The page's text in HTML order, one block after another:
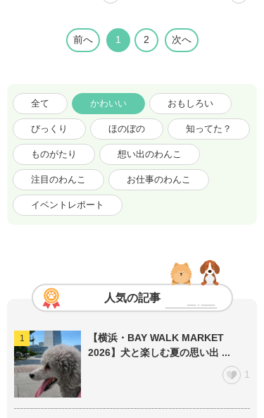
前へ 1 2 次へ
全て かわいい おもしろい
びっくり ほのぼの 知ってた？
ものがたり 想い出のわんこ
注目のわんこ お仕事のわんこ
イベントレポート
人気の記事
【横浜・BAY WALK MARKET
2026】犬と楽しむ夏の思い出 ...
1